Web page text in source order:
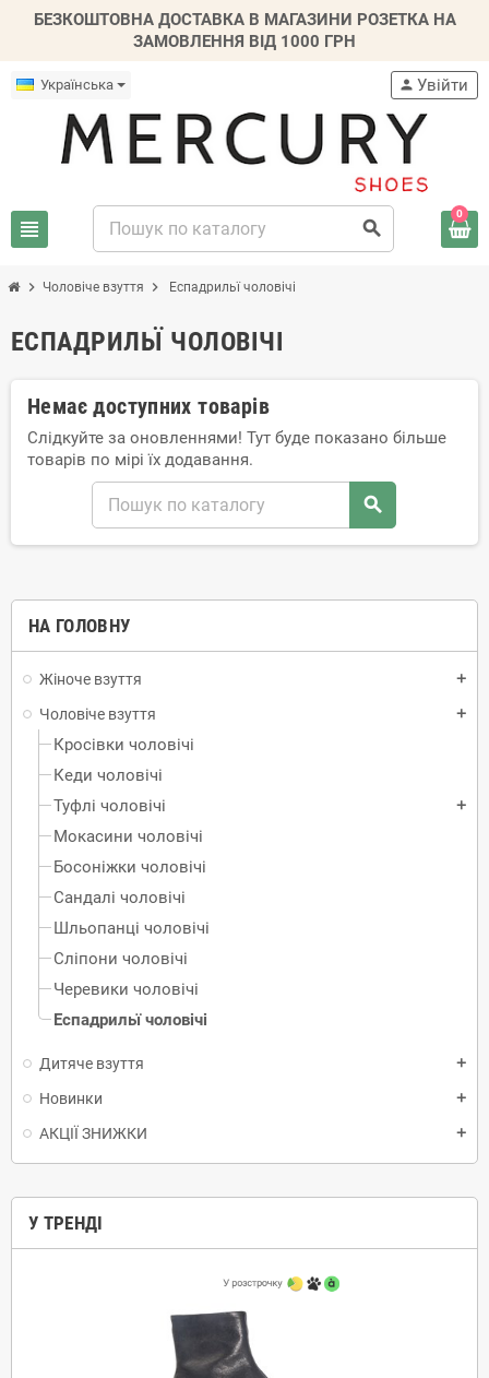
БЕЗКОШТОВНА ДОСТАВКА В МАГАЗИНИ РОЗЕТКА НА
ЗАМОВЛЕННЯ ВІД 1000 ГРН
Українська
view_headline search
person Увійти
0
chevron_right Чоловіче взуття chevron_right Еспадрильї чоловічі
НА ГОЛОВНУ
Жіноче взуття add
Чоловіче взуття add
Кросівки чоловічі
Кеди чоловічі
Туфлі чоловічі
add
Mокасини чоловічі
Босоніжки чоловічі
Сандалі чоловічі
Шльопанці чоловічі
Сліпони чоловічі
Черевики чоловічі
Еспадрильї чоловічі
Дитяче взуття add
Новинки add
АКЦІЇ ЗНИЖКИ add
У ТРЕНДІ
ЕСПАДРИЛЬЇ ЧОЛОВІЧІ
Немає доступних товарів
Слідкуйте за оновленнями! Тут буде показано більше
товарів по мірі їх додавання.
search